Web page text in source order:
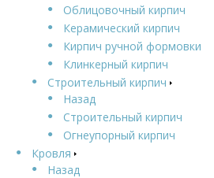
Облицовочный кирпич
Керамический кирпич
Кирпич ручной формовки
Клинкерный кирпич
Строительный кирпич
Назад
Строительный кирпич
Огнеупорный кирпич
Кровля
Назад